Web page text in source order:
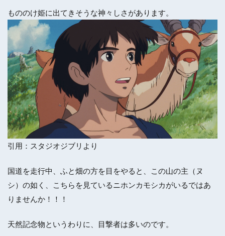
もののけ姫に出てきそうな神々しさがあります。
引用：スタジオジブリより
国道を走行中、ふと畑の方を目をやると、この山の主（ヌ
シ）の如く、こちらを見ているニホンカモシカがいるではあ
りませんか！！！
天然記念物というわりに、目撃者は多いのです。